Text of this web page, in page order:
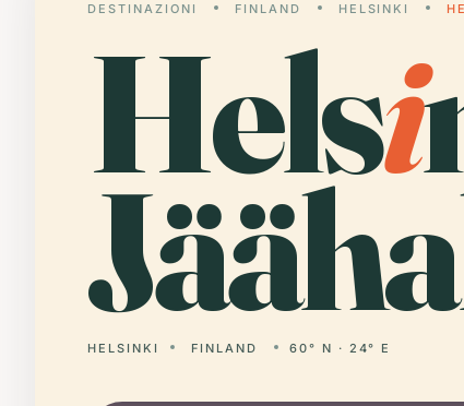
DESTINAZIONI FINLAND HELSINKI
Helsi
HELSINKI FINLAND 60° N · 24° E